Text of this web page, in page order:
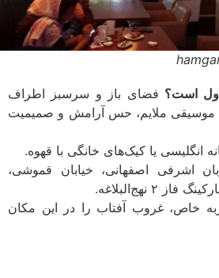
فضای باز و سرسبز اطراف
ملایم، حس آرامش و صمیمیت
یا کیک‌های خانگی با قهوه.
اشرفی اصفهانی، خیابان قموشی،
غروب آفتاب را در این مکان